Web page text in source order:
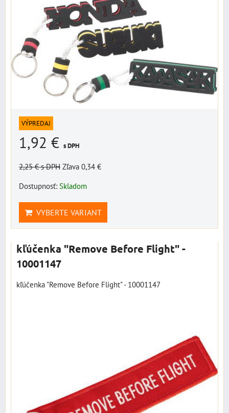
VÝPREDAJ
1,92 € s DPH
2,25 €s DPH Zľava 0,34 €
Dostupnosť: Skladom
VYBERTE VARIANT
kľúčenka "Remove Before Flight" -
10001147
kľúčenka "Remove Before Flight" - 10001147